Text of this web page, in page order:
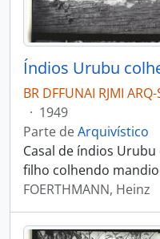
Índios Urubu
BR DFFUNAI RJMI
· 1949
Parte deArquivístico
Casal de índios
filho colhendo
FOERTHMANN, Heinz